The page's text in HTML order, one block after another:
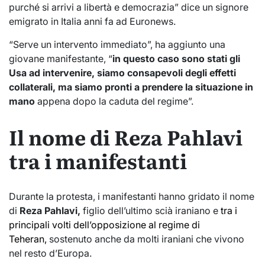
purché si arrivi a libertà e democrazia” dice un signore
emigrato in Italia anni fa ad Euronews.
“Serve un intervento immediato”, ha aggiunto una
giovane manifestante, “in questo caso sono stati gli
Usa ad intervenire, siamo consapevoli degli effetti
collaterali, ma siamo pronti a prendere la situazione in
mano appena dopo la caduta del regime”.
Il nome di Reza Pahlavi
tra i manifestanti
Durante la protesta, i manifestanti hanno gridato il nome
di Reza Pahlavi, figlio dell’ultimo scià iraniano e tra i
principali volti dell’opposizione al regime di
Teheran, sostenuto anche da molti iraniani che vivono
nel resto d’Europa.